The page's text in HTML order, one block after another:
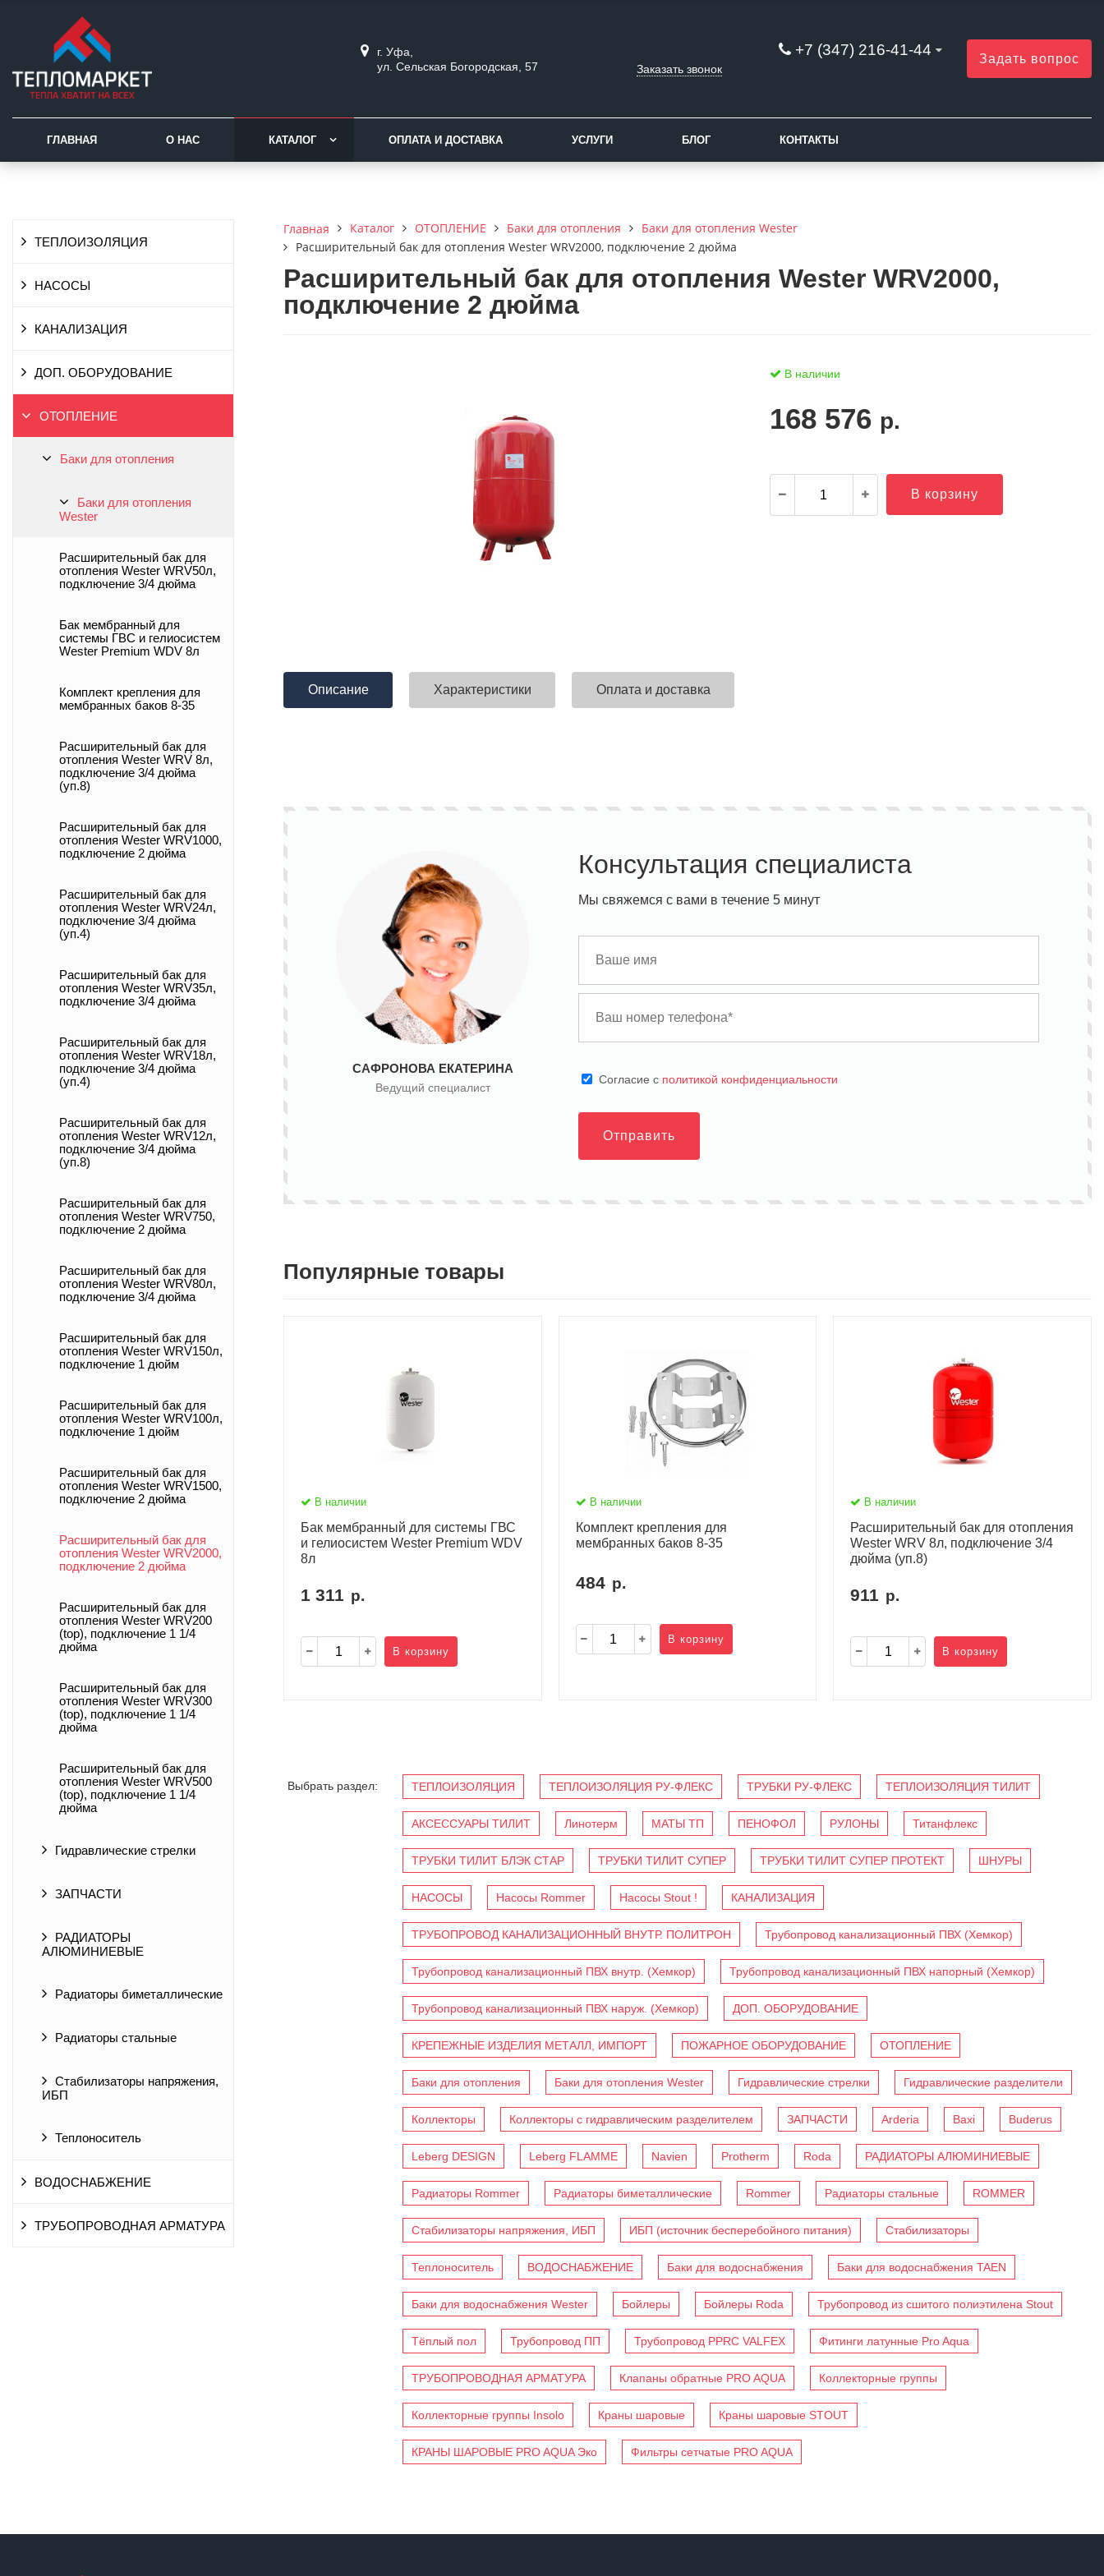
г. Уфа,
ул. Сельская Богородская, 57
+7 (347) 216-41-44
Заказать звонок
Задать вопрос
ГЛАВНАЯ О НАС КАТАЛОГ ОПЛАТА И ДОСТАВКА УСЛУГИ БЛОГ КОНТАКТЫ
ТЕПЛОИЗОЛЯЦИЯ
НАСОСЫ
КАНАЛИЗАЦИЯ
ДОП. ОБОРУДОВАНИЕ
ОТОПЛЕНИЕ
Баки для отопления
Баки для отопления
Wester
Расширительный бак для
отопления Wester WRV50л,
подключение 3/4 дюйма
Бак мембранный для
системы ГВС и гелиосистем
Wester Premium WDV 8л
Комплект крепления для
мембранных баков 8-35
Расширительный бак для
отопления Wester WRV 8л,
подключение 3/4 дюйма
(уп.8)
Расширительный бак для
отопления Wester WRV1000,
подключение 2 дюйма
Расширительный бак для
отопления Wester WRV24л,
подключение 3/4 дюйма
(уп.4)
Расширительный бак для
отопления Wester WRV35л,
подключение 3/4 дюйма
Расширительный бак для
отопления Wester WRV18л,
подключение 3/4 дюйма
(уп.4)
Расширительный бак для
отопления Wester WRV12л,
подключение 3/4 дюйма
(уп.8)
Расширительный бак для
отопления Wester WRV750,
подключение 2 дюйма
Расширительный бак для
отопления Wester WRV80л,
подключение 3/4 дюйма
Расширительный бак для
отопления Wester WRV150л,
подключение 1 дюйм
Расширительный бак для
отопления Wester WRV100л,
подключение 1 дюйм
Расширительный бак для
отопления Wester WRV1500,
подключение 2 дюйма
Расширительный бак для
отопления Wester WRV2000,
подключение 2 дюйма
Расширительный бак для
отопления Wester WRV200
(top), подключение 1 1/4
дюйма
Расширительный бак для
отопления Wester WRV300
(top), подключение 1 1/4
дюйма
Расширительный бак для
отопления Wester WRV500
(top), подключение 1 1/4
дюйма
Гидравлические стрелки
ЗАПЧАСТИ
РАДИАТОРЫ
АЛЮМИНИЕВЫЕ
Радиаторы биметаллические
Радиаторы стальные
Стабилизаторы напряжения,
ИБП
Теплоноситель
ВОДОСНАБЖЕНИЕ
ТРУБОПРОВОДНАЯ АРМАТУРА
Главная Каталог ОТОПЛЕНИЕ Баки для отопления
Баки для отопления Wester
Расширительный бак для отопления Wester WRV2000, подключение 2 дюйма
Расширительный бак для отопления Wester WRV2000,
подключение 2 дюйма
В наличии
168 576 р.
В корзину
Описание Характеристики Оплата и доставка
САФРОНОВА ЕКАТЕРИНА
Ведущий специалист
Консультация специалиста
Мы свяжемся с вами в течение 5 минут
Cогласие с политикой конфиденциальности
Отправить
Популярные товары
В наличии
Бак мембранный для системы ГВС
и гелиосистем Wester Premium WDV
8л
1 311 р.
В корзину
В наличии
Комплект крепления для
мембранных баков 8-35
484 р.
В корзину
В наличии
Расширительный бак для отопления
Wester WRV 8л, подключение 3/4
дюйма (уп.8)
911 р.
В корзину
Выбрать раздел: ТЕПЛОИЗОЛЯЦИЯ ТЕПЛОИЗОЛЯЦИЯ РУ-ФЛЕКС ТРУБКИ РУ-ФЛЕКС ТЕПЛОИЗОЛЯЦИЯ ТИЛИТ
АКСЕССУАРЫ ТИЛИТ Линотерм МАТЫ ТП ПЕНОФОЛ РУЛОНЫ Титанфлекс
ТРУБКИ ТИЛИТ БЛЭК СТАР ТРУБКИ ТИЛИТ СУПЕР ТРУБКИ ТИЛИТ СУПЕР ПРОТЕКТ ШНУРЫ
НАСОСЫ Насосы Rommer Насосы Stout ! КАНАЛИЗАЦИЯ
ТРУБОПРОВОД КАНАЛИЗАЦИОННЫЙ ВНУТР. ПОЛИТРОН Трубопровод канализационный ПВХ (Хемкор)
Трубопровод канализационный ПВХ внутр. (Хемкор) Трубопровод канализационный ПВХ напорный (Хемкор)
Трубопровод канализационный ПВХ наруж. (Хемкор) ДОП. ОБОРУДОВАНИЕ
КРЕПЕЖНЫЕ ИЗДЕЛИЯ МЕТАЛЛ, ИМПОРТ ПОЖАРНОЕ ОБОРУДОВАНИЕ ОТОПЛЕНИЕ
Баки для отопления Баки для отопления Wester Гидравлические стрелки Гидравлические разделители
Коллекторы Коллекторы с гидравлическим разделителем ЗАПЧАСТИ Arderia Baxi Buderus
Leberg DESIGN Leberg FLAMME Navien Protherm Roda РАДИАТОРЫ АЛЮМИНИЕВЫЕ
Радиаторы Rommer Радиаторы биметаллические Rommer Радиаторы стальные ROMMER
Стабилизаторы напряжения, ИБП ИБП (источник бесперебойного питания) Стабилизаторы
Теплоноситель ВОДОСНАБЖЕНИЕ Баки для водоснабжения Баки для водоснабжения TAEN
Баки для водоснабжения Wester Бойлеры Бойлеры Roda Трубопровод из сшитого полиэтилена Stout
Тёплый пол Трубопровод ПП Трубопровод PPRC VALFEX Фитинги латунные Pro Aqua
ТРУБОПРОВОДНАЯ АРМАТУРА Клапаны обратные PRO AQUA Коллекторные группы
Коллекторные группы Insolo Краны шаровые Краны шаровые STOUT
КРАНЫ ШАРОВЫЕ PRO AQUA Эко Фильтры сетчатые PRO AQUA